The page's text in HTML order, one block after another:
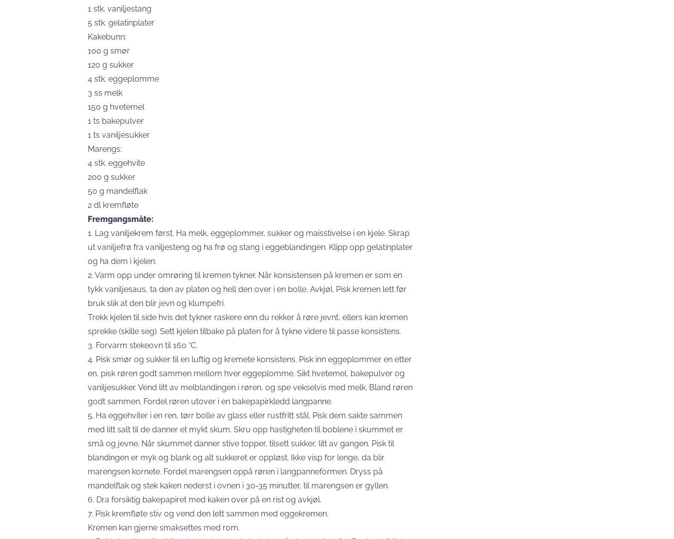
1 stk. vaniljestang
5 stk. gelatinplater
Kakebunn:
100 g smør
120 g sukker
4 stk. eggeplomme
3 ss melk
150 g hvetemel
1 ts bakepulver
1 ts vaniljesukker
Marengs:
4 stk. eggehvite
200 g sukker
50 g mandelflak
2 dl kremfløte
Fremgangsmåte:
1. Lag vaniljekrem først. Ha melk, eggeplommer, sukker og maisstivelse i en kjele. Skrap
ut vaniljefrø fra vaniljesteng og ha frø og stang i eggeblandingen. Klipp opp gelatinplater
og ha dem i kjelen.
2. Varm opp under omrøring til kremen tykner. Når konsistensen på kremen er som en
tykk vaniljesaus, ta den av platen og hell den over i en bolle. Avkjøl. Pisk kremen lett før
bruk slik at den blir jevn og klumpefri.
Trekk kjelen til side hvis det tykner raskere enn du rekker å røre jevnt, ellers kan kremen
sprekke (skille seg). Sett kjelen tilbake på platen for å tykne videre til passe konsistens.
3. Forvarm stekeovn til 160 °C.
4. Pisk smør og sukker til en luftig og kremete konsistens. Pisk inn eggeplommer en etter
en, pisk røren godt sammen mellom hver eggeplomme. Sikt hvetemel, bakepulver og
vaniljesukker. Vend litt av melblandingen i røren, og spe vekselvis med melk. Bland røren
godt sammen. Fordel røren utover i en bakepapirkledd langpanne.
5. Ha eggehviter i en ren, tørr bolle av glass eller rustfritt stål. Pisk dem sakte sammen
med litt salt til de danner et mykt skum. Skru opp hastigheten til boblene i skummet er
små og jevne. Når skummet danner stive topper, tilsett sukker, litt av gangen. Pisk til
blandingen er myk og blank og alt sukkeret er oppløst. Ikke visp for lenge, da blir
marengsen kornete. Fordel marengsen oppå røren i langpanneformen. Dryss på
mandelflak og stek kaken nederst i ovnen i 30-35 minutter, til marengsen er gyllen.
6. Dra forsiktig bakepapiret med kaken over på en rist og avkjøl.
7. Pisk kremfløte stiv og vend den lett sammen med eggekremen.
Kremen kan gjerne smaksettes med rom.